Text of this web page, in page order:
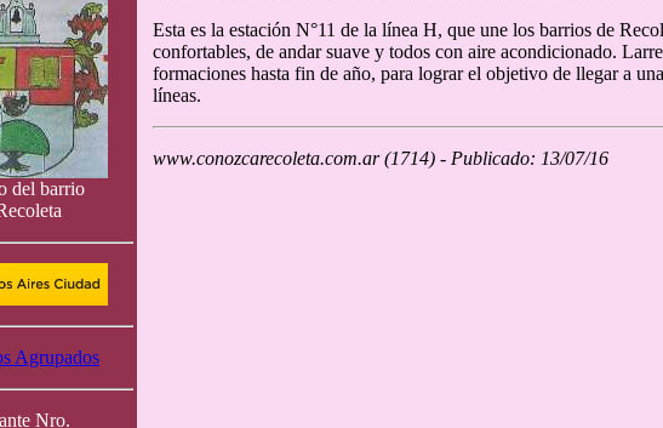
del barrio
Nro.
Esta es la estación N°11 de la línea H, que une los barrios de
confortables, de andar suave y todos con aire acondicionado.
formaciones hasta fin de año, para lograr el objetivo de llegar a
líneas.
www.conozcarecoleta.com.ar (1714) - Publicado: 13/07/16